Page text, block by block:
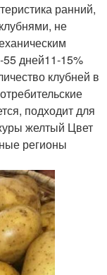
ранний,
не
дней11-15%
клубней в
подходит для
желтый Цвет
регионы